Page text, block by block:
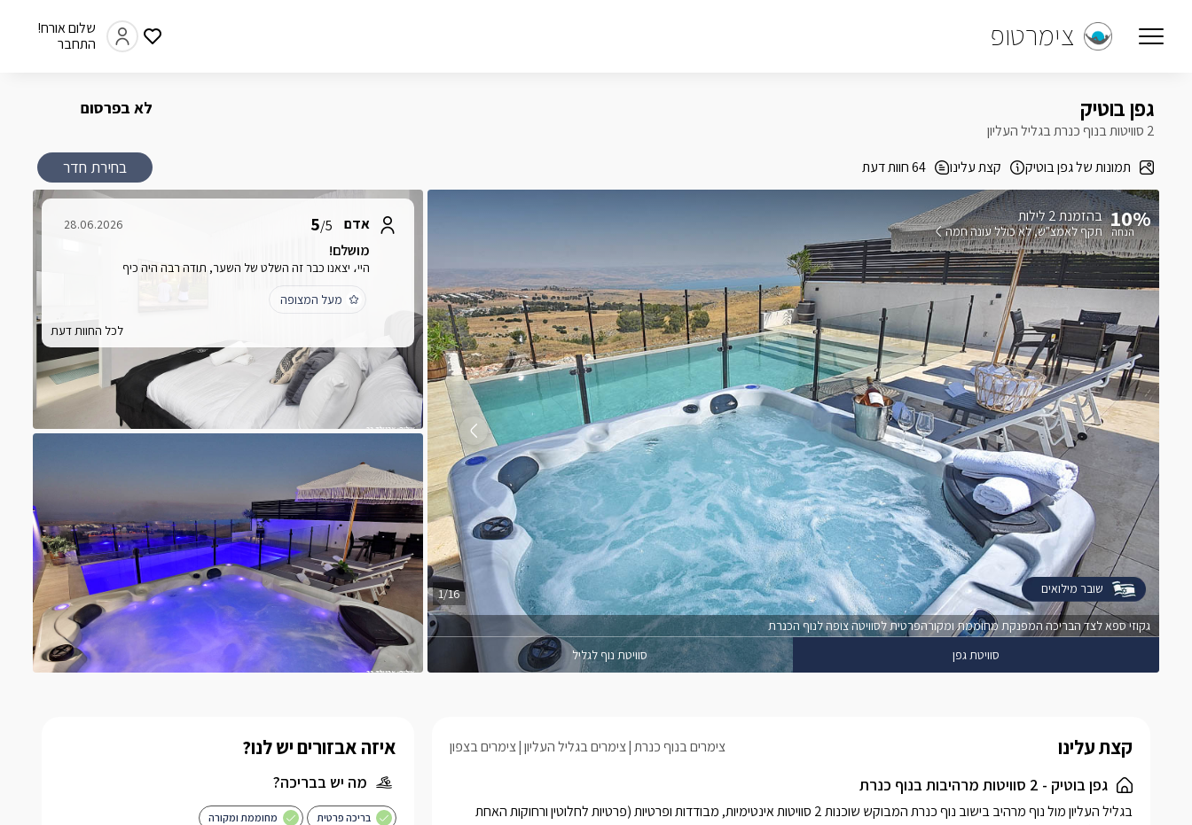
צימרטופ
שלום אורח!
התחבר
גפן בוטיק
2 סוויטות בנוף כנרת בגליל העליון
תמונות של גפן בוטיק
קצת עלינו 64 חוות דעת
לא בפרסום
בחירת חדר
גקוזי ספא לצד הבריכה המפנקת מחוממת ומקורהפרטית לסוויטה צופה לנוף הכנרת
1/16
סוויטת גפן סוויטת נוף לגליל
10% בהזמנת 2 לילות
תקף לאמצ"ש לא כולל עונה חמה אדם 5/5
28.06.2026
מושלם!
היי، יצאנו כבר זה השלט של השער, תודה רבה היה כיף
מעל המצופה
לכל החוות דעת
שובר מילואים
קצת עלינו צימרים בנוף כנרת צימרים בגליל העליון צימרים בצפון
גפן בוטיק - 2 סוויטות מרהיבות בנוף כנרת
איזה אבזורים יש לנו?
מה יש בבריכה?
בריכה פרטית מחוממת ומקורה